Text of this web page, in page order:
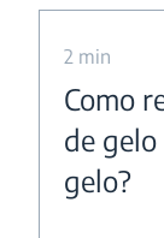
2 min
Como
de
gelo?